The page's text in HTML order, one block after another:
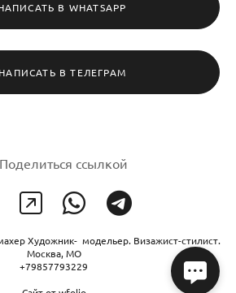
В WHATSAPP
НАПИСАТЬ В ТЕЛЕГРАМ
Поделиться ссылкой
Художник- модельер. Визажист-стилист.
Москва, МО
+79857793229